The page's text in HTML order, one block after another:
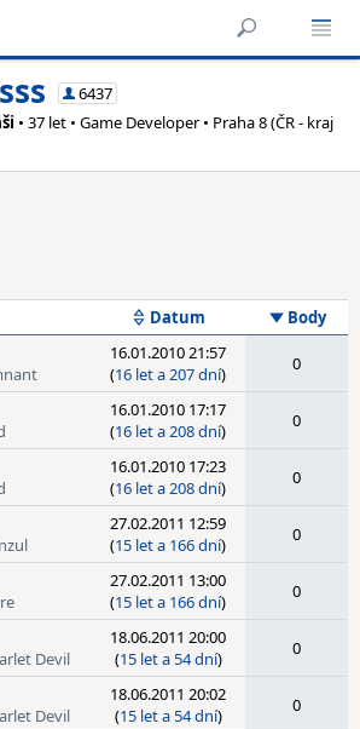
6437
• 37 let • Game Developer • Praha 8 (ČR - kraj
Datum
Body
16.01.2010 21:57
(16 let a 207 dní) 0
16.01.2010 17:17
(16 let a 208 dní) 0
16.01.2010 17:23
(16 let a 208 dní) 0
27.02.2011 12:59
(15 let a 166 dní) 0
27.02.2011 13:00
(15 let a 166 dní) 0
Devil
18.06.2011 20:00
(15 let a 54 dní) 0
Devil
18.06.2011 20:02
(15 let a 54 dní) 0